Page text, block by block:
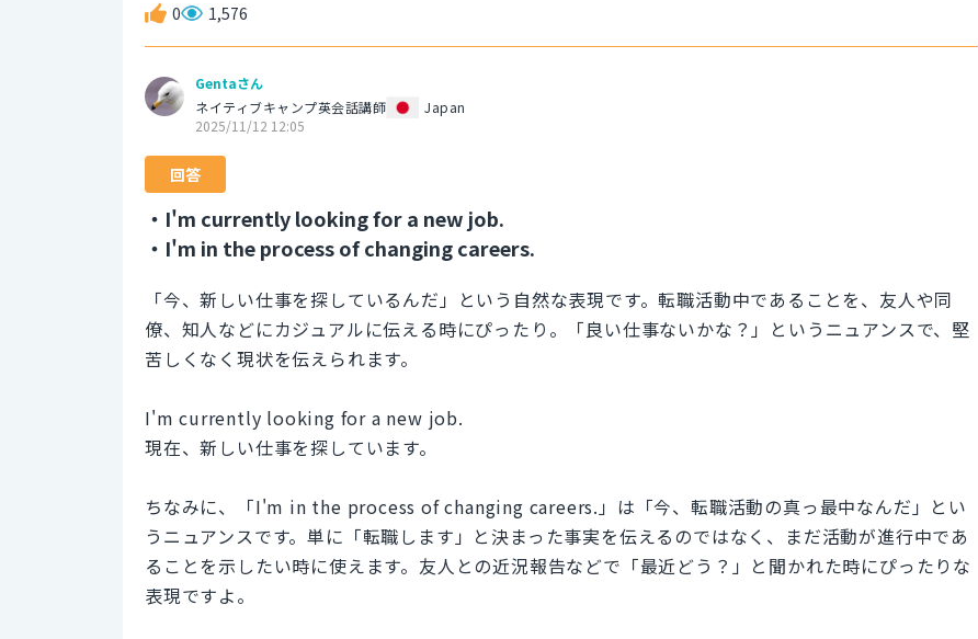
0 1,576
Gentaさん
ネイティブキャンプ英会話講師
Japan
2025/11/12 12:05
回答
・I'm currently looking for a new job.
・I'm in the process of changing careers.
「今、新しい仕事を探しているんだ」という自然な表現です。転職活動中であることを、友人や同
僚、知人などにカジュアルに伝える時にぴったり。「良い仕事ないかな？」というニュアンスで、堅
苦しくなく現状を伝えられます。
I'm currently looking for a new job.
現在、新しい仕事を探しています。
ちなみに、「I'm in the process of changing careers.」は「今、転職活動の真っ最中なんだ」とい
うニュアンスです。単に「転職します」と決まった事実を伝えるのではなく、まだ活動が進行中であ
ることを示したい時に使えます。友人との近況報告などで「最近どう？」と聞かれた時にぴったりな
表現ですよ。